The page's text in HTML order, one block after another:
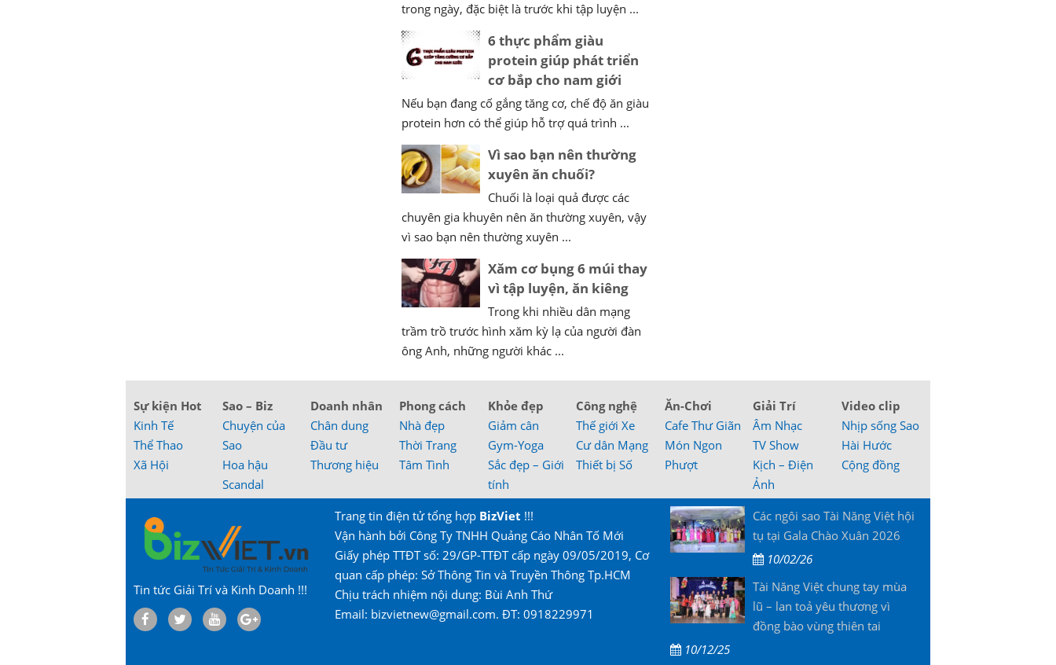
trong ngày, đặc biệt là trước khi tập luyện ...
6 thực phẩm giàu
protein giúp phát triển
cơ bắp cho nam giới
Nếu bạn đang cố gắng tăng cơ, chế độ ăn giàu
protein hơn có thể giúp hỗ trợ quá trình ...
Vì sao bạn nên thường
xuyên ăn chuối?
Chuối là loại quả được các
chuyên gia khuyên nên ăn thường xuyên, vậy
vì sao bạn nên thường xuyên ...
Xăm cơ bụng 6 múi thay
vì tập luyện, ăn kiêng
Trong khi nhiều dân mạng
trầm trồ trước hình xăm kỳ lạ của người đàn
ông Anh, những người khác ...
Sự kiện Hot
Kinh Tế
Thể Thao
Xã Hội
Sao – Biz
Chuyện của
Sao
Hoa hậu
Scandal
Doanh nhân
Chân dung
Đầu tư
Thương hiệu
Phong cách
Nhà đẹp
Thời Trang
Tâm Tình
Khỏe đẹp
Giảm cân
Gym-Yoga
Sắc đẹp – Giới
tính
Công nghệ
Thế giới Xe
Cư dân Mạng
Thiết bị Số
Ăn-Chơi
Cafe Thư Giãn
Món Ngon
Phượt
Giải Trí
Âm Nhạc
TV Show
Kịch – Điện
Ảnh
Video clip
Nhịp sống Sao
Hài Hước
Cộng đồng
Tin tức Giải Trí và Kinh Doanh !!!
Trang tin điện tử tổng hợp BizViet !!!
Vận hành bởi Công Ty TNHH Quảng Cáo Nhân Tố Mới
Giấy phép TTĐT số: 29/GP-TTĐT cấp ngày 09/05/2019, Cơ
quan cấp phép: Sở Thông Tin và Truyền Thông Tp.HCM
Chịu trách nhiệm nội dung: Bùi Anh Thứ
Email: bizvietnew@gmail.com. ĐT: 0918229971
Các ngôi sao Tài Năng Việt hội
tụ tại Gala Chào Xuân 2026
10/02/26
Tài Năng Việt chung tay mùa
lũ – lan toả yêu thương vì
đồng bào vùng thiên tai
10/12/25